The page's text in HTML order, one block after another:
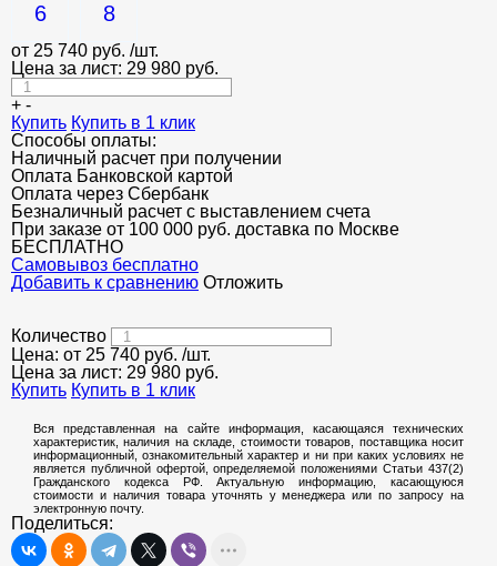
6 8
от 25 740 руб. /шт.
Цена за лист: 29 980 руб.
+ -
Купить Купить в 1 клик
Способы оплаты:
Наличный расчет при получении
Оплата Банковской картой
Оплата через Сбербанк
Безналичный расчет с выставлением счета
При заказе от 100 000 руб. доставка по Москве
БЕСПЛАТНО
Cамовывоз бесплатно
Добавить к сравнению Отложить
Количество
Цена: от 25 740 руб. /шт.
Цена за лист: 29 980 руб.
Купить Купить в 1 клик
Вся представленная на сайте информация, касающаяся технических
характеристик, наличия на складе, стоимости товаров, поставщика носит
информационный, ознакомительный характер и ни при каких условиях не
является публичной офертой, определяемой положениями Статьи 437(2)
Гражданского кодекса РФ. Актуальную информацию, касающуюся
стоимости и наличия товара уточнять у менеджера или по запросу на
электронную почту.
Поделиться: